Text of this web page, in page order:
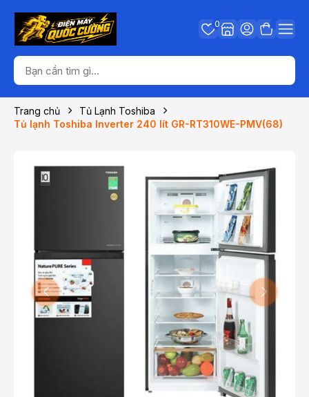
0
Trang chủ
Tủ Lạnh Toshiba
Tủ lạnh Toshiba Inverter 240 lít GR-RT310WE-PMV(68)